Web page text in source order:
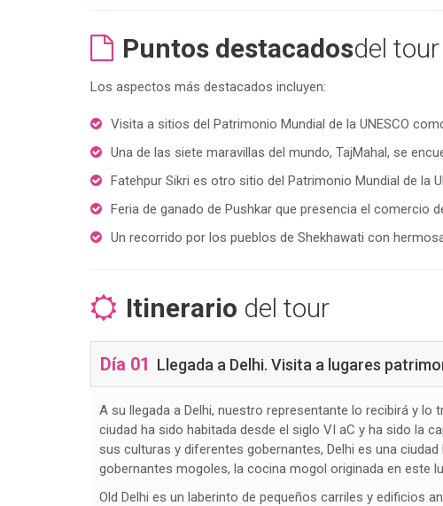
Puntos destacadosdel tour
Los aspectos más destacados incluyen:
Visita a sitios del Patrimonio Mundial de la UNESCO
Una de las siete maravillas del mundo, TajMahal, se
Fatehpur Sikri es otro sitio del Patrimonio Mundial de la
Feria de ganado de Pushkar que presencia el comercio
Un recorrido por los pueblos de Shekhawati con
Itinerario del tour
Día 01 Llegada a Delhi. Visita a lugares
A su llegada a Delhi, nuestro representante lo recibirá y lo
ciudad ha sido habitada desde el siglo VI aC y ha sido la
sus culturas y diferentes gobernantes, Delhi es una
gobernantes mogoles, la cocina mogol originada en este
Old Delhi es un laberinto de pequeños carriles y edificios